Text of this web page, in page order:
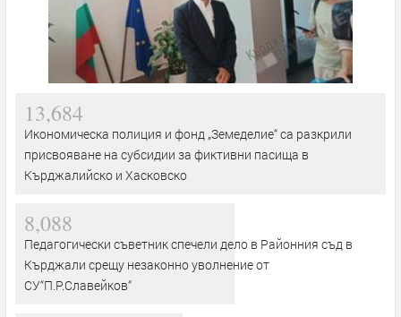
13,684
Икономическа полиция и фонд „Земеделие“ са разкрили
присвояване на субсидии за фиктивни пасища в
Кърджалийско и Хасковско
8,088
Педагогически съветник спечели дело в Районния съд в
Кърджали срещу незаконно уволнение от
СУ“П.Р.Славейков“